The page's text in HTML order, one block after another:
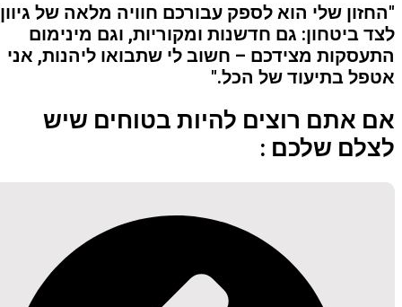
"החזון שלי הוא לספק עבורכם חוויה מלאה של גיוון
לצד ביטחון: גם חדשנות ומקוריות, וגם מינימום
התעסקות מצידכם – חשוב לי שתבואו ליהנות, אני
אטפל בתיעוד של הכל."
אם אתם רוצים להיות בטוחים שיש
לצלם שלכם :